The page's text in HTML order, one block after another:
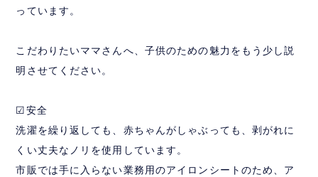
っています。
こだわりたいママさんへ、子供のための魅力をもう少し説
明させてください。
☑︎安全
洗濯を繰り返しても、赤ちゃんがしゃぶっても、剥がれに
くい丈夫なノリを使用しています。
市販では手に入らない業務用のアイロンシートのため、ア